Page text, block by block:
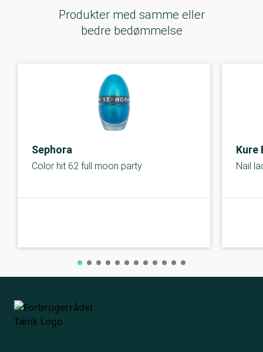
Produkter med samme eller
bedre bedømmelse
Sephora
Color hit 62 full moon party
Kure
Nail